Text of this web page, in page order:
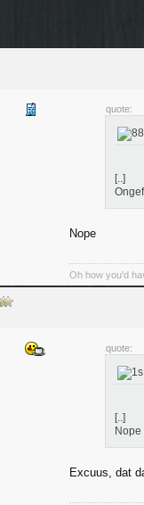
quote:
[..]
Nope
Oh how you'd
quote:
[..]
Nope
Excuus, dat